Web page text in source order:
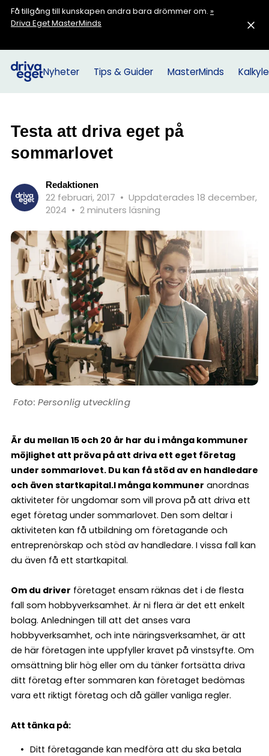
Få tillgång till kunskapen andra bara drömmer om. »
Driva Eget MasterMinds
Nyheter Tips & Guider MasterMinds
Testa att driva eget på
sommarlovet
Redaktionen
22 februari, 2017 • Uppdaterades 18 december,
2024 • 2 minuters läsning
Personlig utveckling
Är du mellan 15 och 20 år har du i många kommuner
möjlighet att pröva på att driva ett eget företag
under sommarlovet. Du kan få stöd av en handledare
och även startkapital.I många kommuner anordnas
aktiviteter för ungdomar som vill prova på att driva ett
eget företag under sommarlovet. Den som deltar i
aktiviteten kan få utbildning om företagande och
entreprenörskap och stöd av handledare. I vissa fall kan
du även få ett startkapital.
Om du driver företaget ensam räknas det i de flesta
fall som hobbyverksamhet. Är ni flera är det ett enkelt
bolag. Anledningen till att det anses vara
hobbyverksamhet, och inte näringsverksamhet, är att
de här företagen inte uppfyller kravet på vinstsyfte. Om
omsättning blir hög eller om du tänker fortsätta driva
ditt företag efter sommaren kan företaget bedömas
vara ett riktigt företag och då gäller vanliga regler.
Att tänka på:
Ditt företagande kan medföra att du ska betala